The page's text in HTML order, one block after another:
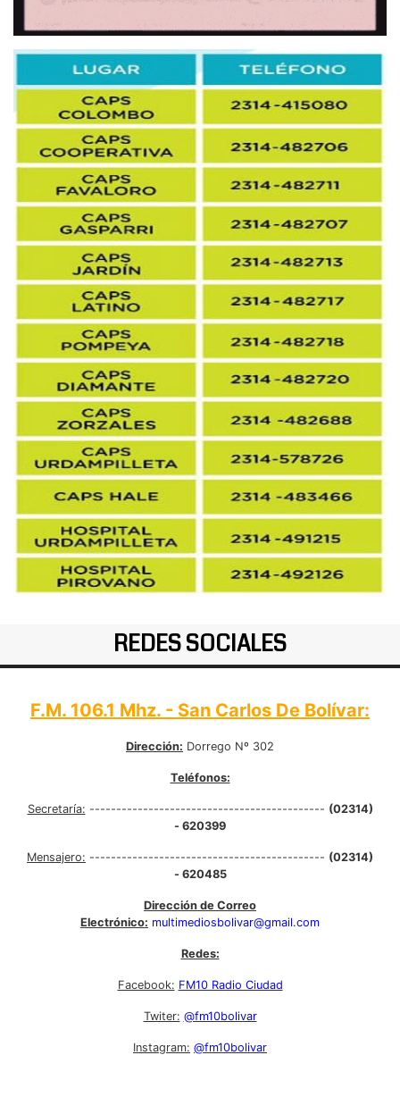
REDES SOCIALES
F.M. 106.1 Mhz. - San Carlos De Bolívar:
Dirección: Dorrego Nº 302
Teléfonos:
Secretaría: -------------------------------------------- (02314)
- 620399
Mensajero: -------------------------------------------- (02314)
- 620485
Dirección de Correo
Electrónico: multimediosbolivar@gmail.com
Redes:
Facebook: FM10 Radio Ciudad
Twiter: @fm10bolivar
Instagram: @fm10bolivar